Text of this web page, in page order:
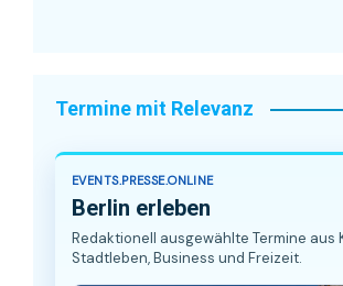
Termine mit Relevanz
EVENTS.PRESSE.ONLINE
Berlin erleben
Redaktionell ausgewählte Termine aus
Stadtleben, Business und Freizeit.